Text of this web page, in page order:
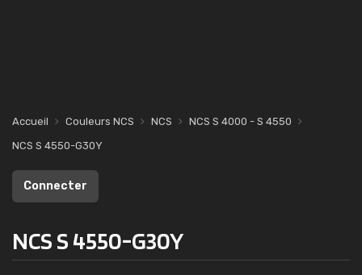
Accueil Couleurs NCS NCS
NCS S 4000 - S 4550
NCS S 4550-G30Y
Connecter
NCS S 4550-G30Y